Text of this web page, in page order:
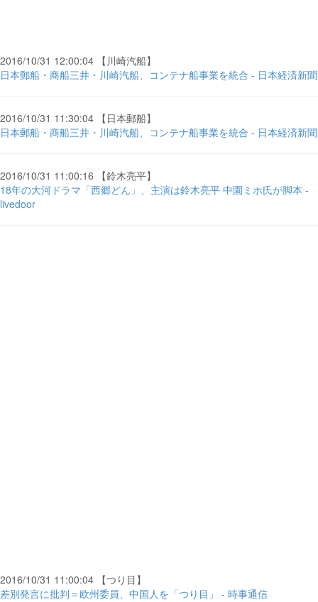
2016/10/31 12:00:04 【川崎汽船】
日本郵船・商船三井・川崎汽船、コンテナ船事業を統合 - 日本経済新聞
2016/10/31 11:30:04 【日本郵船】
日本郵船・商船三井・川崎汽船、コンテナ船事業を統合 - 日本経済新聞
2016/10/31 11:00:16 【鈴木亮平】
18年の大河ドラマ「西郷どん」、主演は鈴木亮平 中園ミホ氏が脚本 -
livedoor
2016/10/31 11:00:04 【つり目】
差別発言に批判＝欧州委員、中国人を「つり目」 - 時事通信